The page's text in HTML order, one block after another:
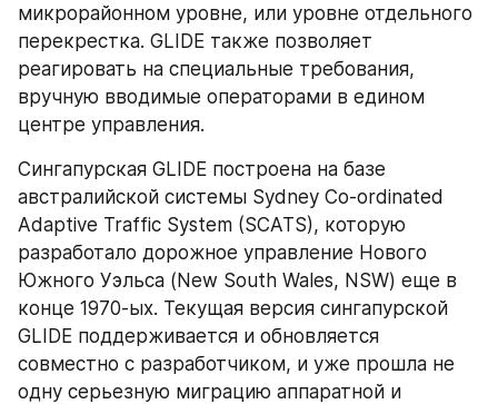
микрорайонном уровне, или уровне отдельного
перекрестка. GLIDE также позволяет
реагировать на специальные требования,
вручную вводимые операторами в едином
центре управления.
Сингапурская GLIDE построена на базе
австралийской системы Sydney Co-ordinated
Adaptive Traffic System (SCATS), которую
разработало дорожное управление Нового
Южного Уэльса (New South Wales, NSW) еще в
конце 1970-ых. Текущая версия сингапурской
GLIDE поддерживается и обновляется
совместно с разработчиком, и уже прошла не
одну серьезную миграцию аппаратной и